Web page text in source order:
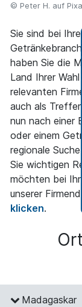
© Peter H. auf
Sie sind bei
haben Sie die
Land Ihrer
relevanten
auch als
nun nach einer
oder einem
regionale
Sie wichtigen
möchten bei
unserer
klicken.
Madagaskar